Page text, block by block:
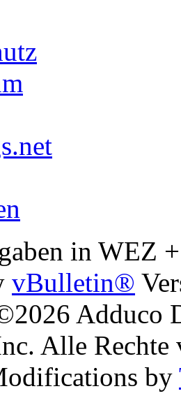
in WEZ
vBulletin®
Adduco
Alle Rechte
by